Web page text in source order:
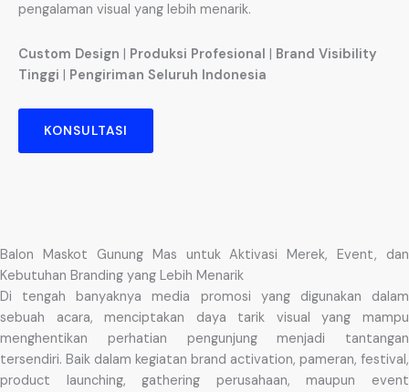
pengalaman visual yang lebih menarik.
Custom Design | Produksi Profesional | Brand Visibility
Tinggi | Pengiriman Seluruh Indonesia
KONSULTASI
Balon Maskot Gunung Mas untuk Aktivasi Merek, Event, dan
Kebutuhan Branding yang Lebih Menarik
Di tengah banyaknya media promosi yang digunakan dalam
sebuah acara, menciptakan daya tarik visual yang mampu
menghentikan perhatian pengunjung menjadi tantangan
tersendiri. Baik dalam kegiatan brand activation, pameran, festival,
product launching, gathering perusahaan, maupun event